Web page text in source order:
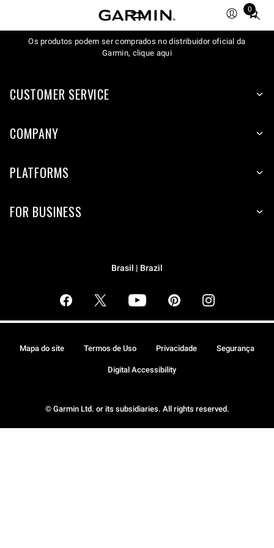
0
Total
items
in
Os produtos podem ser comprados no distribuidor oficial da
Garmin, clique aqui
CUSTOMER SERVICE
COMPANY
PLATFORMS
FOR BUSINESS
Brasil | Brazil
© Garmin Ltd. or its subsidiaries. All rights reserved.
Mapa do site Termos de Uso Privacidade Segurança
Digital Accessibility